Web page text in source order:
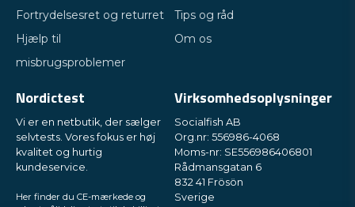
Fortrydelsesret og returret
Hjælp til
misbrugsproblemer
Tips og råd
Om os
Nordictest
Vi er en netbutik, der sælger
selvtests. Vores fokus er høj
kvalitet og hurtig
kundeservice.
Her finder du CE-mærkede og
Virksomhedsoplysninger
Socialfish AB
Org.nr: 556986-4068
Moms-nr: SE556986406801
Rådmansgatan 6
832 41 Frösön
Sverige